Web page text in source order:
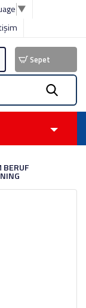
▼
Sepet
BERUF